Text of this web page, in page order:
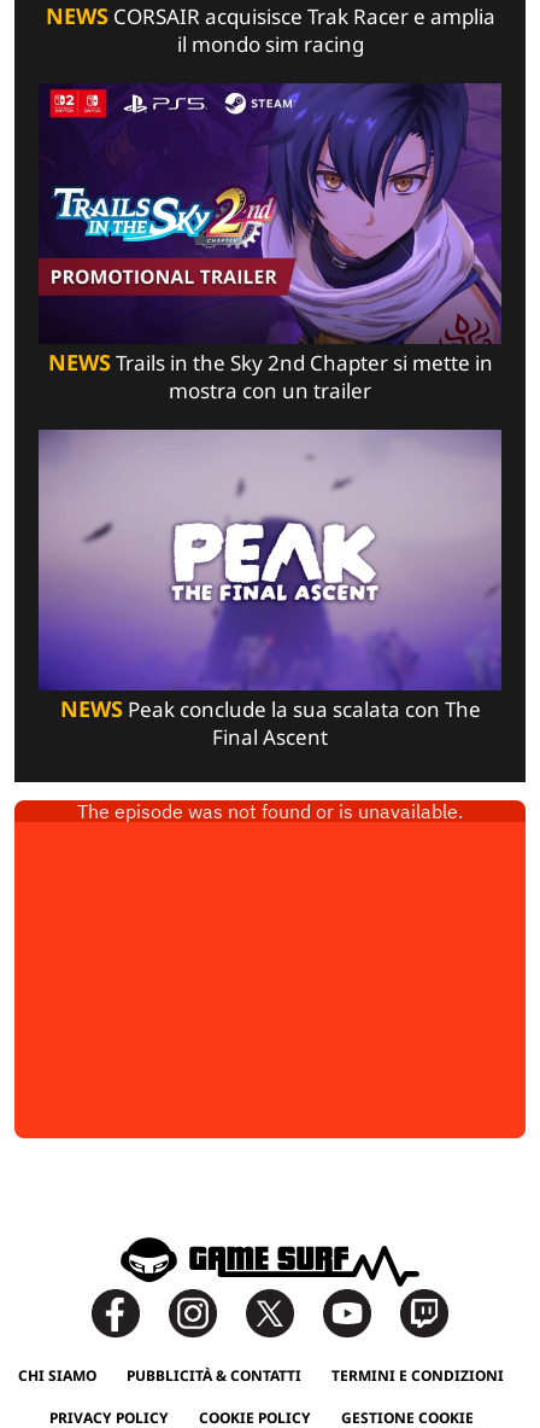
NEWSCORSAIR acquisisce Trak Racer e amplia
il mondo sim racing
NEWSTrails in the Sky 2nd Chapter si mette in
mostra con un trailer
NEWSPeak conclude la sua scalata con The
Final Ascent
CHI SIAMO PUBBLICITÀ & CONTATTI TERMINI E CONDIZIONI
PRIVACY POLICY COOKIE POLICY GESTIONE COOKIE